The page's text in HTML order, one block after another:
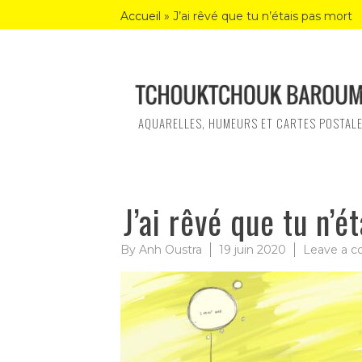
to
Accueil » J’ai rêvé que tu n’étais pas mort
AQUARELLES, HUMEURS ET CARTES
J’ai rêvé que tu
ByAnh Oustra 19 juin 2020 Leave a